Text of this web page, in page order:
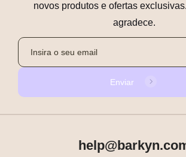
novos produtos e ofertas
agradece.
Enviar